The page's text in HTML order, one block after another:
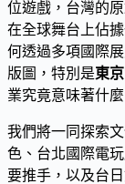
位遊戲，台灣的
在全球舞台上佔
何透過多項國際
版圖，特別是東
業究竟意味著什麼
我們將一同探索
色、台北國際電
要推手，以及台